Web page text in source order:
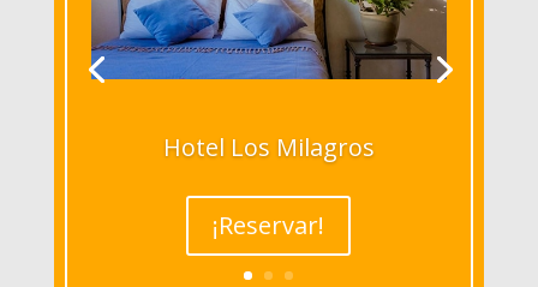
Hotel Los Milagros
¡Reservar!